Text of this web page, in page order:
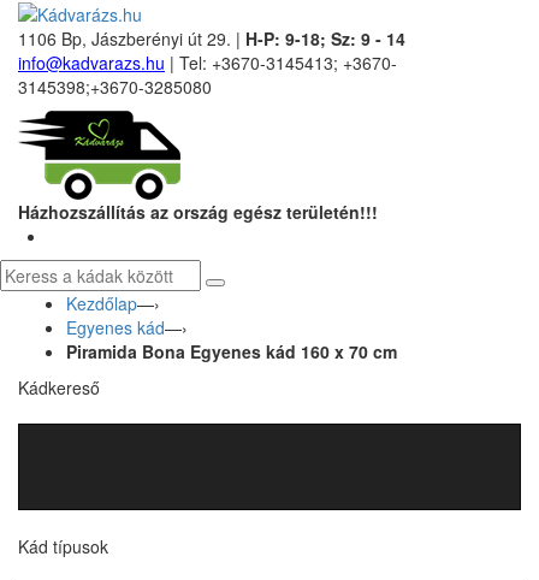
1106 Bp, Jászberényi út 29. | H-P: 9-18; Sz: 9 - 14
info@kadvarazs.hu | Tel: +3670-3145413; +3670-
3145398;+3670-3285080
Házhozszállítás az ország egész területén!!!
Kezdőlap—›
Egyenes kád—›
Piramida Bona Egyenes kád 160 x 70 cm
Kádkereső
Kád típusok